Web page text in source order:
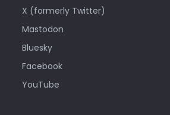
X (formerly Twitter)
Mastodon
Bluesky
Facebook
YouTube